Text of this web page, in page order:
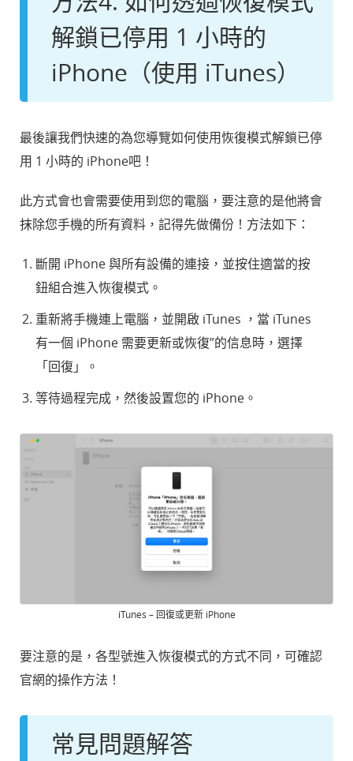
解鎖已停用 1 小時的
iPhone（使用 iTunes）
最後讓我們快速的為您導覽如何使用恢復模式解鎖已停
用 1 小時的 iPhone吧！
此方式會也會需要使用到您的電腦，要注意的是他將會
抹除您手機的所有資料，記得先做備份！方法如下：
斷開 iPhone 與所有設備的連接，並按住適當的按
鈕組合進入恢復模式。
重新將手機連上電腦，並開啟 iTunes ，當 iTunes
有一個 iPhone 需要更新或恢復”的信息時，選擇
「回復」。
等待過程完成，然後設置您的 iPhone。
iTunes – 回復或更新 iPhone
要注意的是，各型號進入恢復模式的方式不同，可確認
官網的操作方法！
常見問題解答